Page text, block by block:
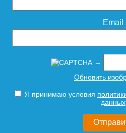
Email
→
Обновить
Я принимаю условия
данных